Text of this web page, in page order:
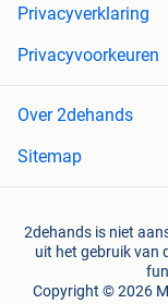
Privacyverklaring
Privacyvoorkeuren
Over 2dehands
Sitemap
2dehands is niet
uit het gebruik van
Copyright © 2026